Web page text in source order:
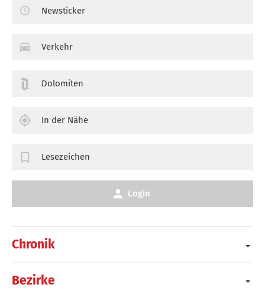
Chronik
Bezirke
Newsticker
Verkehr
Dolomiten
In der Nähe
Lesezeichen
Login